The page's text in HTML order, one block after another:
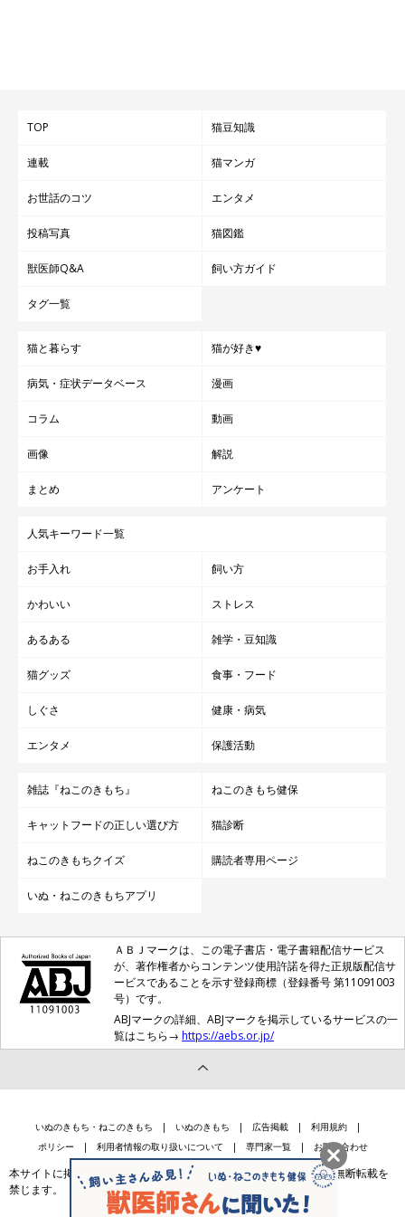
TOP 猫豆知識
連載 猫マンガ
お世話のコツ エンタメ
投稿写真 猫図鑑
獣医師Q&A 飼い方ガイド
タグ一覧
猫と暮らす 猫が好き♥
病気・症状データベース 漫画
コラム 動画
画像 解説
まとめ アンケート
人気キーワード一覧
お手入れ 飼い方
かわいい ストレス
あるある 雑学・豆知識
猫グッズ 食事・フード
しぐさ 健康・病気
エンタメ 保護活動
雑誌『ねこのきもち』 ねこのきもち健保
キャットフードの正しい選び方 猫診断
ねこのきもちクイズ 購読者専用ページ
いぬ・ねこのきもちアプリ
ＡＢＪマークは、この電子書店・電子書籍配信サービス
が、著作権者からコンテンツ使用許諾を得た正規版配信サ
ービスであることを示す登録商標（登録番号 第11091003
号）です。
ABJマークの詳細、ABJマークを掲示しているサービスの一
覧はこちら→ https://aebs.or.jp/
いぬのきもち・ねこのきもち いぬのきもち 広告掲載
利用規約
ポリシー
利用者情報の取り扱いについて 専門家一覧 お問い合わせ
本サイトに掲載されている記事・写真・イラスト等のコンテンツの無断転載を
禁じます。